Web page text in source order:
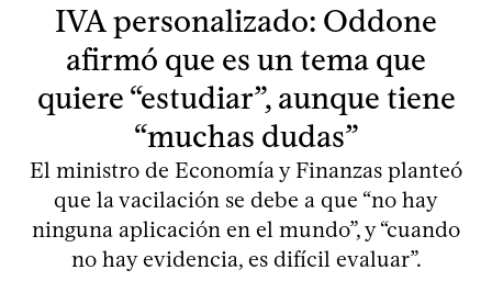
IVA personalizado: Oddone
afirmó que es un tema que
quiere “estudiar”, aunque tiene
“muchas dudas”
El ministro de Economía y Finanzas planteó
que la vacilación se debe a que “no hay
ninguna aplicación en el mundo”, y “cuando
no hay evidencia, es difícil evaluar”.